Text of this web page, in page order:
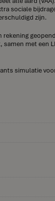
sociale
zijn.
rekening
samen met een
simulatie